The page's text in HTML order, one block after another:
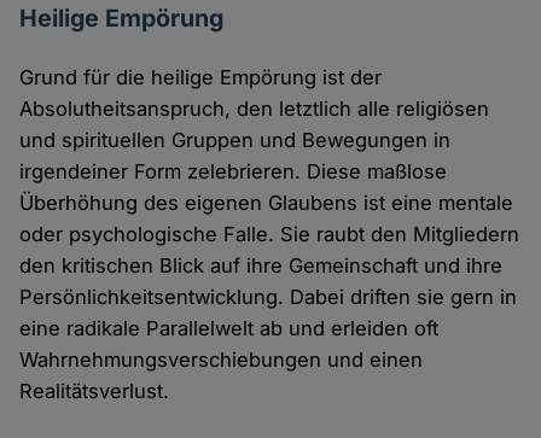
Heilige Empörung
Grund für die heilige Empörung ist der
Absolutheitsanspruch, den letztlich alle religiösen
und spirituellen Gruppen und Bewegungen in
irgendeiner Form zelebrieren. Diese maßlose
Überhöhung des eigenen Glaubens ist eine mentale
oder psychologische Falle. Sie raubt den Mitgliedern
den kritischen Blick auf ihre Gemeinschaft und ihre
Persönlichkeitsentwicklung. Dabei driften sie gern in
eine radikale Parallelwelt ab und erleiden oft
Wahrnehmungsverschiebungen und einen
Realitätsverlust.